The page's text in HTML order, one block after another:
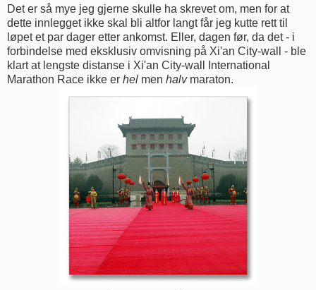
Det er så mye jeg gjerne skulle ha skrevet om, men for at
dette innlegget ikke skal bli altfor langt får jeg kutte rett til
løpet et par dager etter ankomst. Eller, dagen før, da det - i
forbindelse med eksklusiv omvisning på Xi'an City-wall - ble
klart at lengste distanse i Xi'an City-wall International
Marathon Race ikke er hel men halvmaraton.